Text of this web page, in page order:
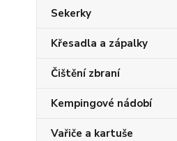
Sekerky
Křesadla a zápalky
Čištění zbraní
Kempingové nádobí
Vařiče a kartuše